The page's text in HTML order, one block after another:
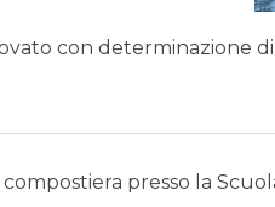
con determinazione
presso la